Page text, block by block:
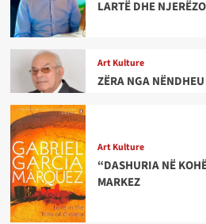
LARTË DHE
Art Kulture
ZËRA NGA NËNDHEU
Art Kulture
“DASHURIA NË
MARKEZ